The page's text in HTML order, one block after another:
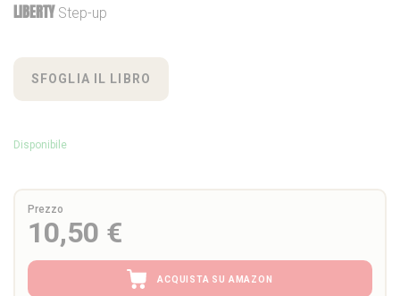
LIBERTYStep-up
SFOGLIA IL LIBRO
Prezzo
10,50 €
ACQUISTA SU AMAZON